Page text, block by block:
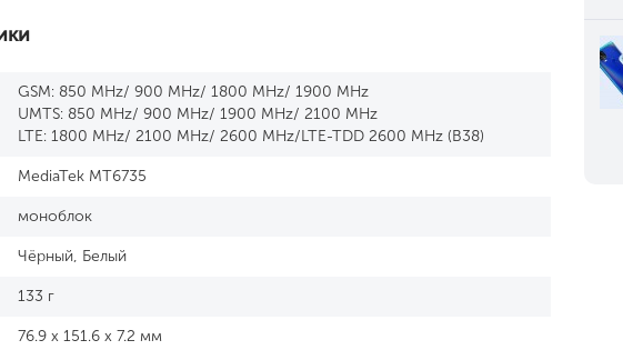
GSM: 850 MHz/ 900 MHz/ 1800 MHz/ 1900 MHz
UMTS: 850 MHz/ 900 MHz/ 1900 MHz/ 2100 MHz
LTE: 1800 MHz/ 2100 MHz/ 2600 MHz/LTE-TDD 2600 MHz (B38)
MediaTek MT6735
моноблок
Чёрный, Белый
133 г
76.9 x 151.6 x 7.2 мм